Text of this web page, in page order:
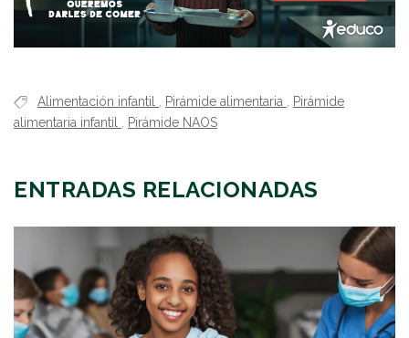
Alimentación infantil Pirámide alimentaria
Pirámide
alimentaria infantil
Pirámide NAOS
ENTRADAS RELACIONADAS